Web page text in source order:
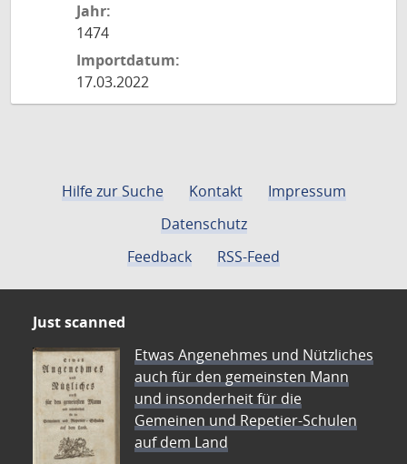
Jahr:
1474
Importdatum:
17.03.2022
Hilfe zur Suche Kontakt
Impressum
Datenschutz
Feedback
RSS-Feed
Just scanned
Etwas Angenehmes und Nützliches
auch für den gemeinsten Mann
und insonderheit für die
Gemeinen und Repetier-Schulen
auf dem Land